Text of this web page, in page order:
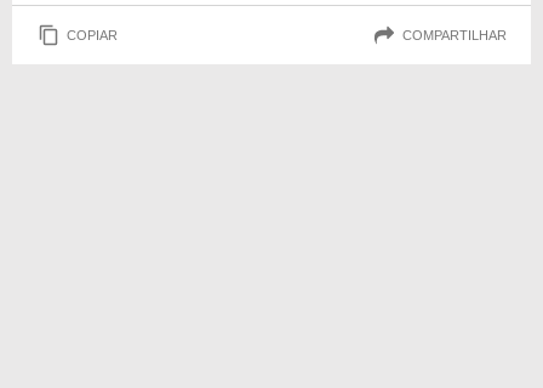
COPIAR COMPARTILHAR